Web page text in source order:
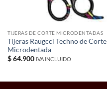
TIJERAS DE CORTE MICRODENTADAS
Tijeras Raugcci Techno de Corte
Microdentada
$64.900 IVA INCLUIDO